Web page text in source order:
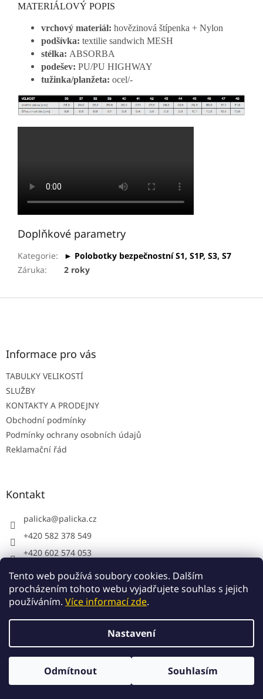
Tento web používá soubory cookies. Dalším
procházením tohoto webu vyjadřujete souhlas s jejich
používáním. Více informací zde.
Nastavení
Odmítnout Souhlasím
MATERIÁLOVÝ POPIS
vrchový materiál: hovězinová štípenka + Nylon
podšívka: textilie sandwich MESH
stélka: ABSORBA
podešev: PU/PU HIGHWAY
tužinka/planžeta: ocel/-
Doplňkové parametry
Kategorie:
► Polobotky bezpečnostní S1, S1P, S3, S7
Záruka: 2 roky
Z
Informace pro vás
TABULKY VELIKOSTÍ
SLUŽBY
KONTAKTY A PRODEJNY
Obchodní podmínky
Podmínky ochrany osobních údajů
Reklamační řád
Kontakt
palicka@palicka.cz
+420 582 378 549
+420 602 574 053
Palička s.r.o. - pracovní oděvy
. Všechna práva vyhrazena.
Upravit nastavení cookies